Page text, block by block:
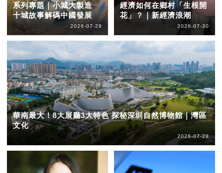
系列專題｜小城大製造
十城故事解碼中國發展
2026-07-28
經濟如何在鄉村「生根開
花」？｜新經濟浪潮
2026-07-30
華南最大！8大展廳3大特色 探秘深圳自然博物館｜灣區
文化
2026-07-29